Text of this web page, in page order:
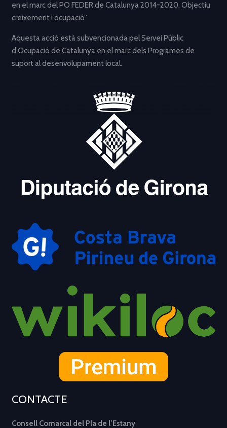
en el marc del PO FEDER de Catalunya 2014-2020. Objectiu
creixement i ocupació”
Aquesta acció està subvencionada pel Servei Públic
d’Ocupació de Catalunya en el marc dels Programes de
suport al desenvolupament local.
CONTACTE
Consell Comarcal del Pla de l’Estany